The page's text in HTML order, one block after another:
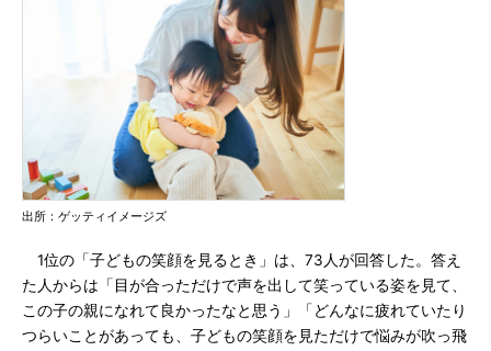
出所：ゲッティイメージズ
1位の「子どもの笑顔を見るとき」は、73人が回答した。答え
た人からは「目が合っただけで声を出して笑っている姿を見て、
この子の親になれて良かったなと思う」「どんなに疲れていたり
つらいことがあっても、子どもの笑顔を見ただけで悩みが吹っ飛